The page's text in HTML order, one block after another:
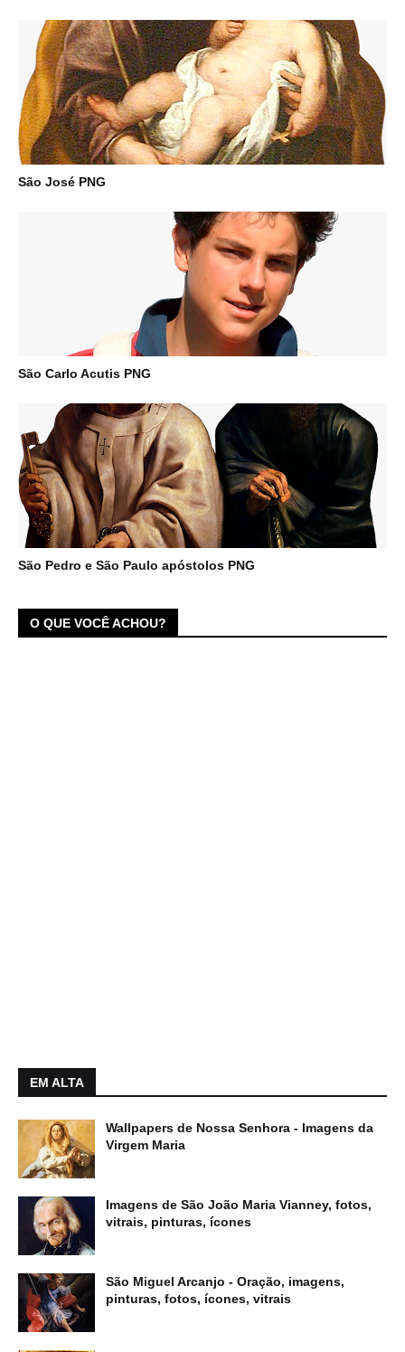
São José PNG
São Carlo Acutis PNG
São Pedro e São Paulo apóstolos PNG
O QUE VOCÊ ACHOU?
EM ALTA
Wallpapers de Nossa Senhora - Imagens da
Virgem Maria
Imagens de São João Maria Vianney, fotos,
vitrais, pinturas, ícones
São Miguel Arcanjo - Oração, imagens,
pinturas, fotos, ícones, vitrais